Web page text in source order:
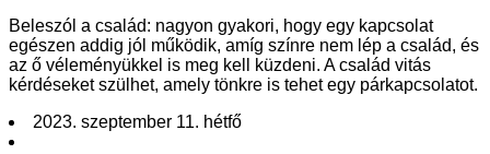
Beleszól a család: nagyon gyakori, hogy egy kapcsolat
egészen addig jól működik, amíg színre nem lép a család, és
az ő véleményükkel is meg kell küzdeni. A család vitás
kérdéseket szülhet, amely tönkre is tehet egy párkapcsolatot.
2023. szeptember 11. hétfő